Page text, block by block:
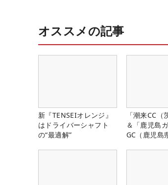
オススメの記事
新『TENSEIオレンジ』
はドライバーシャフト
の“最適解”
「潮来CC（
＆「鹿児島
GC（鹿児島